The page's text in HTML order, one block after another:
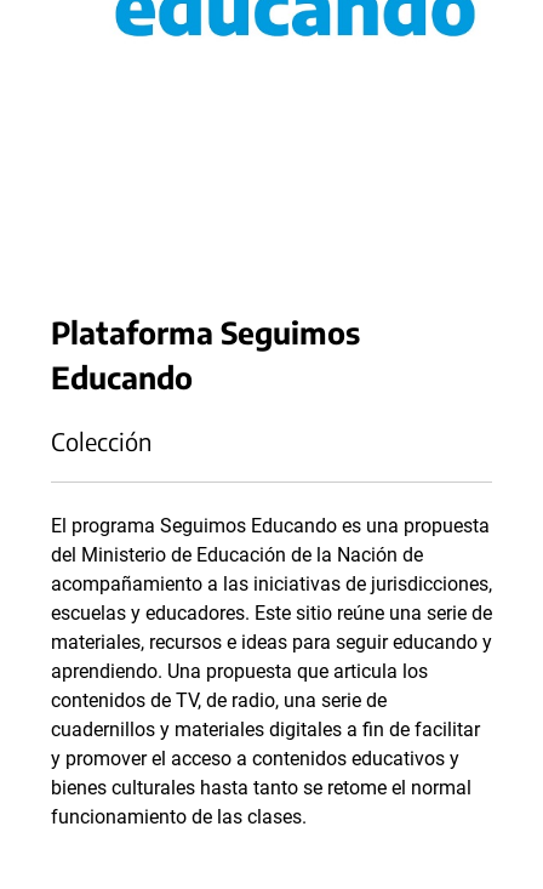
Plataforma Seguimos
Educando
Colección
El programa Seguimos Educando es una propuesta
del Ministerio de Educación de la Nación de
acompañamiento a las iniciativas de jurisdicciones,
escuelas y educadores. Este sitio reúne una serie de
materiales, recursos e ideas para seguir educando y
aprendiendo. Una propuesta que articula los
contenidos de TV, de radio, una serie de
cuadernillos y materiales digitales a fin de facilitar
y promover el acceso a contenidos educativos y
bienes culturales hasta tanto se retome el normal
funcionamiento de las clases.